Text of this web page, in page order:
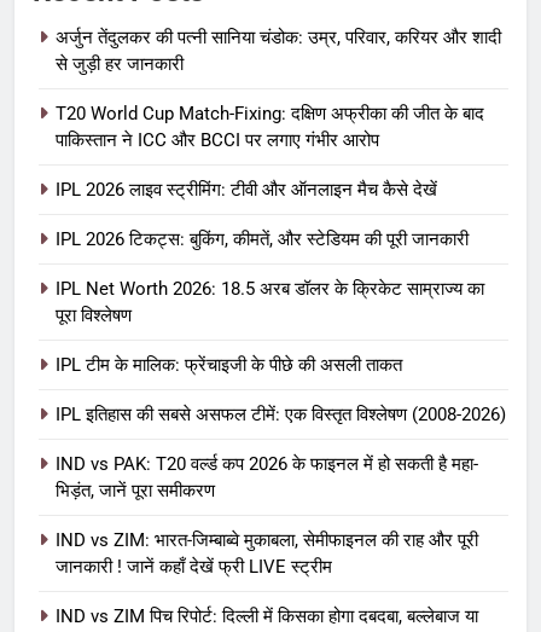
अर्जुन तेंदुलकर की पत्नी सानिया चंडोक: उम्र, परिवार, करियर और शादी
से जुड़ी हर जानकारी
T20 World Cup Match-Fixing: दक्षिण अफ्रीका की जीत के बाद
पाकिस्तान ने ICC और BCCI पर लगाए गंभीर आरोप
IPL 2026 लाइव स्ट्रीमिंग: टीवी और ऑनलाइन मैच कैसे देखें
IPL 2026 टिकट्स: बुकिंग, कीमतें, और स्टेडियम की पूरी जानकारी
IPL Net Worth 2026: 18.5 अरब डॉलर के क्रिकेट साम्राज्य का
पूरा विश्लेषण
IPL टीम के मालिक: फ्रेंचाइजी के पीछे की असली ताकत
IPL इतिहास की सबसे असफल टीमें: एक विस्तृत विश्लेषण (2008-2026)
IND vs PAK: T20 वर्ल्ड कप 2026 के फाइनल में हो सकती है महा-
भिड़ंत, जानें पूरा समीकरण
IND vs ZIM: भारत-जिम्बाब्वे मुकाबला, सेमीफाइनल की राह और पूरी
जानकारी ! जानें कहाँ देखें फ्री LIVE स्ट्रीम
IND vs ZIM पिच रिपोर्ट: दिल्ली में किसका होगा दबदबा, बल्लेबाज या
IPL Net Worth 2026: 18.5 अरब डॉलर
आईपीएल 2026 क्रिकेट
IPL टीम के मालिक: फ्रेंचाइजी के पीछे की
असली ताकत
आईपीएल 2026 क्रिकेट
IPL इतिहास की सबसे असफल टीमें: एक